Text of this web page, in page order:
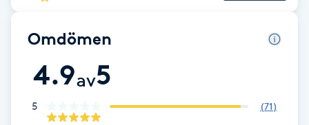
Color correction
Damklippning
Omdömen
4.9av5
5 (71)